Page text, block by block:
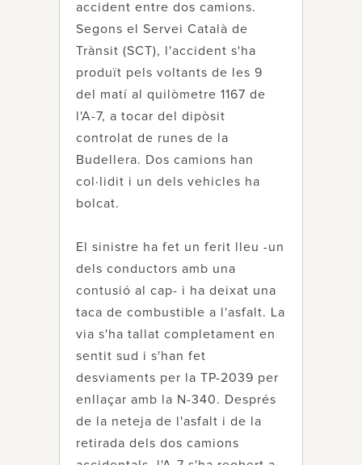
accident entre dos camions.
Segons el Servei Català de
Trànsit (SCT), l'accident s'ha
produït pels voltants de les 9
del matí al quilòmetre 1167 de
l'A-7, a tocar del dipòsit
controlat de runes de la
Budellera. Dos camions han
col·lidit i un dels vehicles ha
bolcat.
El sinistre ha fet un ferit lleu -un
dels conductors amb una
contusió al cap- i ha deixat una
taca de combustible a l'asfalt. La
via s'ha tallat completament en
sentit sud i s'han fet
desviaments per la TP-2039 per
enllaçar amb la N-340. Després
de la neteja de l'asfalt i de la
retirada dels dos camions